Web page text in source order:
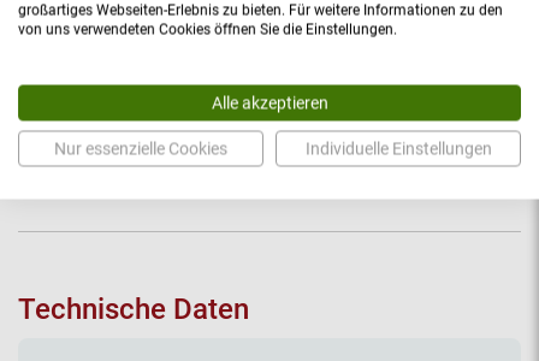
Länge: 500 mm
Maximale Belastbarkeit: 120 kg
Altersempfehlung: 14 Jahre
Technische Daten
großartiges Webseiten-Erlebnis zu bieten. Für weitere Informationen zu den
von uns verwendeten Cookies öffnen Sie die Einstellungen.
Alle akzeptieren
Nur essenzielle Cookies Individuelle Einstellungen